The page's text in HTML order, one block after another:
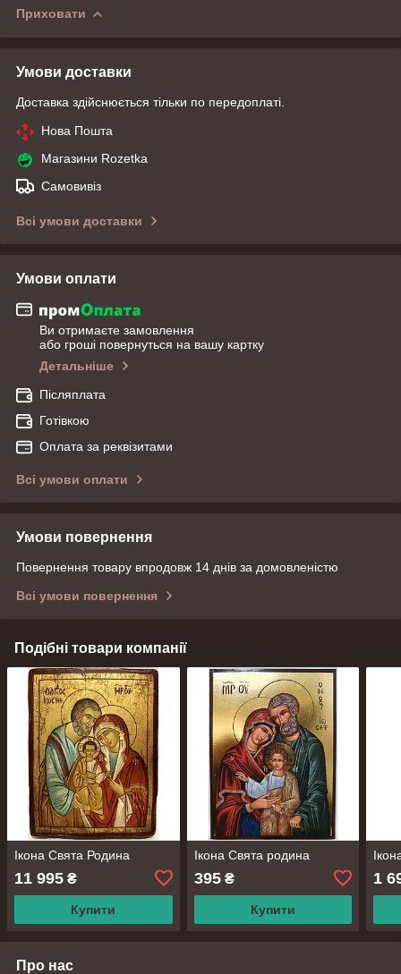
Приховати
Умови доставки
Доставка здійснюється тільки по передоплаті.
Нова Пошта
Магазини Rozetka
Самовивіз
Всі умови доставки
Умови оплати
Ви отримаєте замовлення
або гроші повернуться на вашу картку
Детальніше
Післяплата
Готівкою
Оплата за реквізитами
Всі умови оплати
Умови повернення
Повернення товару впродовж 14 днів за домовленістю
Всі умови повернення
Подібні товари компанії
Ікона Свята Родина
11 995 ₴
Купити
Ікона Свята родина
395₴
Купити
1
Про нас